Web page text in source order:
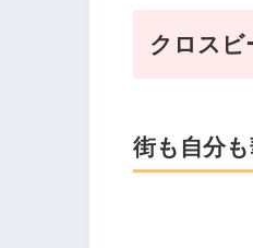
クロスビ
街も自分